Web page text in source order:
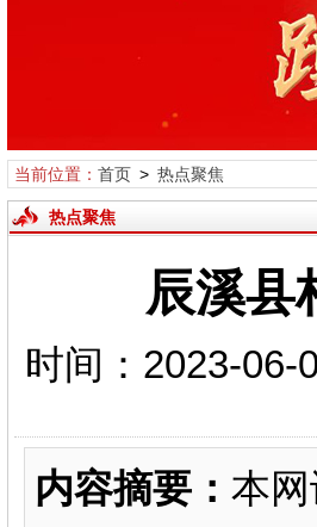
当前位置： 首页> 热点聚焦
热点聚焦
辰溪县
时间：2023-
内容摘要： 本